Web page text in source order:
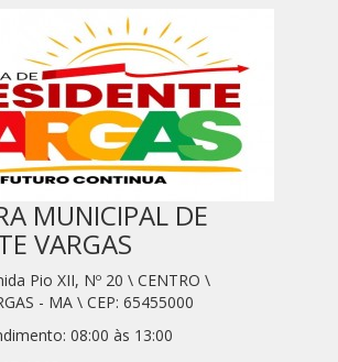
MUNICIPAL DE
VARGAS
Pio XII, Nº 20 \ CENTRO \
- MA \ CEP: 65455000
08:00 às 13:00